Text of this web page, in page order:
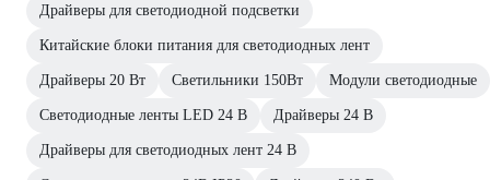
Драйверы для светодиодной подсветки
Китайские блоки питания для светодиодных лент
Драйверы 20 Вт Светильники 150Вт Модули светодиодные
Светодиодные ленты LED 24 В Драйверы 24 В
Драйверы для светодиодных лент 24 В